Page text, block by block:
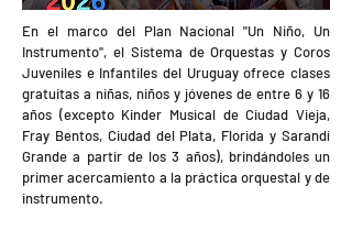
En el marco del Plan Nacional "Un Niño, Un
Instrumento", el Sistema de Orquestas y Coros
Juveniles e Infantiles del Uruguay ofrece clases
gratuitas a niñas, niños y jóvenes de entre 6 y 16
años (excepto Kinder Musical de Ciudad Vieja,
Fray Bentos, Ciudad del Plata, Florida y Sarandí
Grande a partir de los 3 años), brindándoles un
primer acercamiento a la práctica orquestal y de
instrumento.